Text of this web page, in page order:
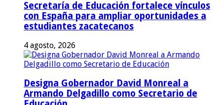
Secretaría de Educación fortalece vínculos
con España para ampliar oportunidades a
estudiantes zacatecanos
4 agosto, 2026
Designa Gobernador David Monreal a
Armando Delgadillo como Secretario de